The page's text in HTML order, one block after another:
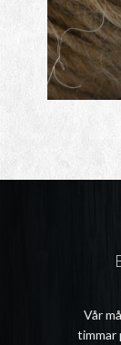
Vår
timmar